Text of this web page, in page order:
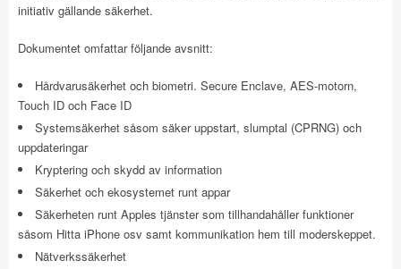
initiativ gällande säkerhet.
Dokumentet omfattar följande avsnitt:
Hårdvarusäkerhet och biometri. Secure Enclave, AES-motorn,
Touch ID och Face ID
Systemsäkerhet såsom säker uppstart, slumptal (CPRNG) och
uppdateringar
Kryptering och skydd av information
Säkerhet och ekosystemet runt appar
Säkerheten runt Apples tjänster som tillhandahåller funktioner
såsom Hitta iPhone osv samt kommunikation hem till moderskeppet.
Nätverkssäkerhet